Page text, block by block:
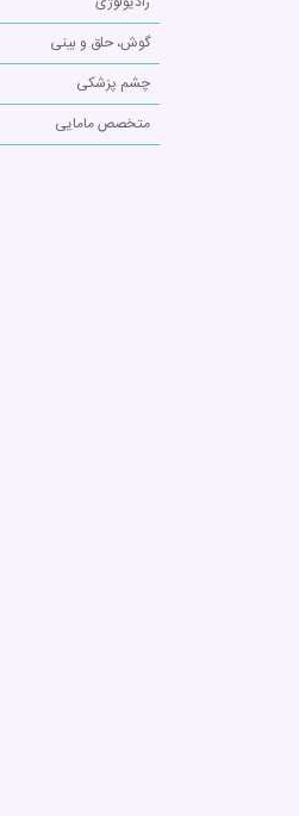
گوش، حلق و بینی
چشم پزشکی
متخصص مامایی